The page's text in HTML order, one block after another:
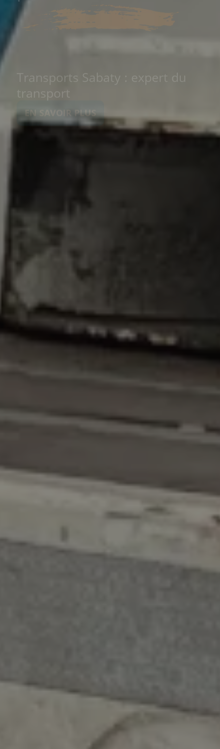
Transports Sabaty : expert du
transport
EN SAVOIR PLUS